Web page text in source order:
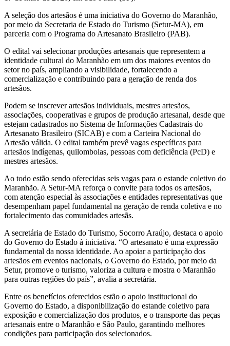
A seleção dos artesãos é uma iniciativa do Governo do Maranhão,
por meio da Secretaria de Estado do Turismo (Setur-MA), em
parceria com o Programa do Artesanato Brasileiro (PAB).
O edital vai selecionar produções artesanais que representem a
identidade cultural do Maranhão em um dos maiores eventos do
setor no país, ampliando a visibilidade, fortalecendo a
comercialização e contribuindo para a geração de renda dos
artesãos.
Podem se inscrever artesãos individuais, mestres artesãos,
associações, cooperativas e grupos de produção artesanal, desde que
estejam cadastrados no Sistema de Informações Cadastrais do
Artesanato Brasileiro (SICAB) e com a Carteira Nacional do
Artesão válida. O edital também prevê vagas específicas para
artesãos indígenas, quilombolas, pessoas com deficiência (PcD) e
mestres artesãos.
Ao todo estão sendo oferecidas seis vagas para o estande coletivo do
Maranhão. A Setur-MA reforça o convite para todos os artesãos,
com atenção especial às associações e entidades representativas que
desempenham papel fundamental na geração de renda coletiva e no
fortalecimento das comunidades artesãs.
A secretária de Estado do Turismo, Socorro Araújo, destaca o apoio
do Governo do Estado à iniciativa. “O artesanato é uma expressão
fundamental da nossa identidade. Ao apoiar a participação dos
artesãos em eventos nacionais, o Governo do Estado, por meio da
Setur, promove o turismo, valoriza a cultura e mostra o Maranhão
para outras regiões do país”, avalia a secretária.
Entre os benefícios oferecidos estão o apoio institucional do
Governo do Estado, a disponibilização do estande coletivo para
exposição e comercialização dos produtos, e o transporte das peças
artesanais entre o Maranhão e São Paulo, garantindo melhores
condições para participação dos selecionados.